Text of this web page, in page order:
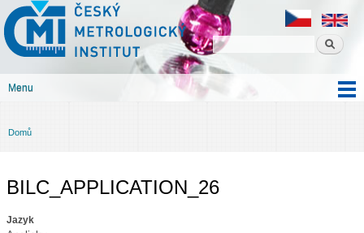
obsahu
Český
metrologický
institut
Menu
Jste zde
Domů
BILC_APPLICATION_26
Jazyk